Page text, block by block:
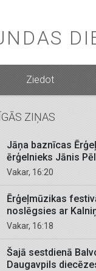
Ziedot
ZIŅAS
Jāņa baznīcas
ērģelnieks Jānis
Vakar, 16:20
Ērģeļmūzikas
noslēgsies ar
Vakar, 16:18
Šajā sestdienā
Daugavpils